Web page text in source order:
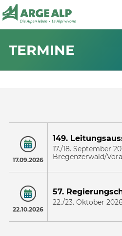
TERMINE
17.09.2026
149.
17./18. September
Bregenzerwald/
22.10.2026
57.
22./23. Oktober